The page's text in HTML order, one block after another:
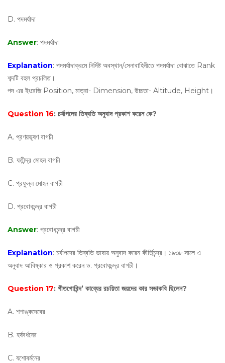
D. পদমর্যাদা
Answer: পদমর্যাদা
Explanation: পদমর্যাদাক্রমে নির্দিষ্ট অবস্থান/সেনাবাহিনীতে পদমর্যাদা বোঝাতে Rank
শব্দটি বহুল প্রচলিত।
পদ এর ইংরেজি Position, মাত্রা- Dimension, উচ্চতা- Altitude, Height।
Question 16: চর্যাপদের তিব্বতি অনুবাদ প্রকাশ করেন কে?
A. প্রণয়ভূষণ বাগচী
B. যতীন্দ্র মোহন বাগচী
C. প্রফুল্ল মোহন বাগচী
D. প্রবোধচন্দ্র বাগচী
Answer: প্রবোধচন্দ্র বাগচী
Explanation: চর্যাপদের তিব্বতি ভাষায় অনুবাদ করেন কীর্তিচন্দ্র। ১৯৩৮ সালে এ
অনুবাদ আবিষ্কার ও প্রকাশ করেন ড. প্রবোধচন্দ্র বাগচী।
Question 17: গীতগোবিন্দ’ কাব্যের রচয়িতা জয়দের কার সভাকবি ছিলেন?
A. শশাঙ্কদেবের
B. হর্ষবর্ধনের
C. যশোবর্মনের